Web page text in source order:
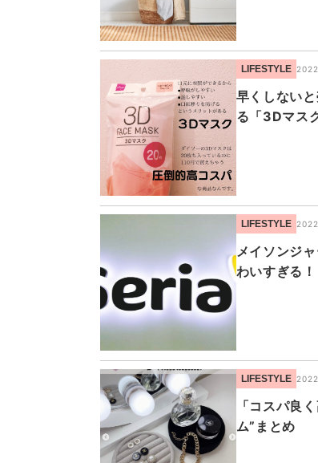
LIFESTYLE
早くしない
る「3Dマスク
LIFESTYLE
メイソンジ
わいすぎる！
LIFESTYLE
「コスパ良
ム”まとめ